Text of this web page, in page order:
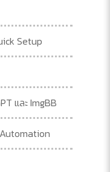
Setup
และ ImgBB